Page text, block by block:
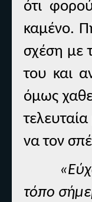
ότι
καμένο.
σχέση με
του και
όμως
να τον
τόπο